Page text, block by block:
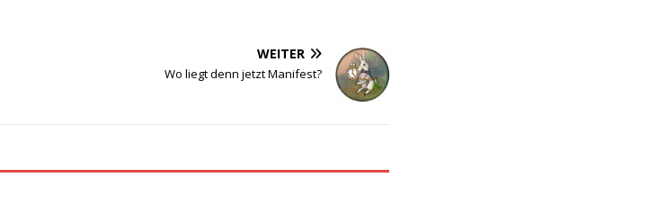
WEITER
Wo liegt denn jetzt Manifest?